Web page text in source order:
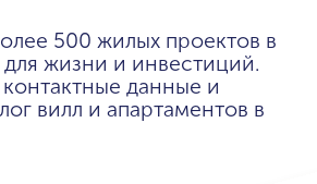
500 жилых проектов в
жизни и инвестиций.
данные и
вилл и апартаментов в